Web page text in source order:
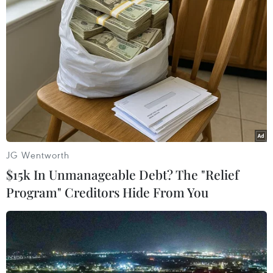
Xe điện Trung Quốc mở
rộng cuộc đua công nghệ
ra Đông Nam Á
08/08/2026 03:00
66 đoàn võ thuật lần đầu
tiên hội tụ tại Festival Võ
thuật quốc tế Hà Nội 2026
Lào Cai: Đứt gãy 30m
Mỹ có đang chuẩn bị một
JG Wentworth
$15k In Unmanageable Debt? The "Relief
Program" Creditors Hide From You